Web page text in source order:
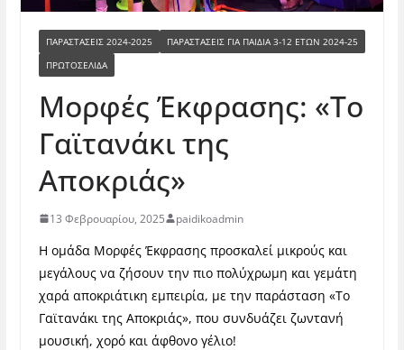
ΠΑΡΑΣΤΆΣΕΙΣ 2024-2025
ΠΑΡΑΣΤΆΣΕΙΣ ΓΙΑ ΠΑΙΔΙΆ 3-12 ΕΤΏΝ 2024-25
ΠΡΩΤΟΣΕΛΙΔΑ
Μορφές Έκφρασης: «Το
Γαϊτανάκι της
Αποκριάς»
13 Φεβρουαρίου, 2025 paidikoadmin
Η ομάδα Μορφές Έκφρασης προσκαλεί μικρούς και
μεγάλους να ζήσουν την πιο πολύχρωμη και γεμάτη
χαρά αποκριάτικη εμπειρία, με την παράσταση «Το
Γαϊτανάκι της Αποκριάς», που συνδυάζει ζωντανή
μουσική, χορό και άφθονο γέλιο!